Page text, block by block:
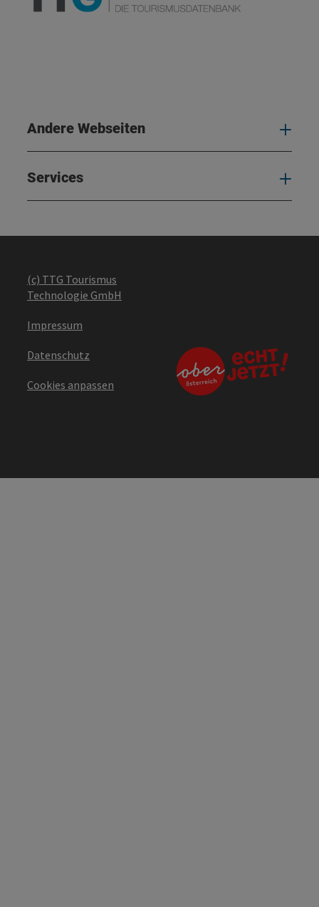
Andere Webseiten
Services
(c) TTG Tourismus
Technologie GmbH
Impressum
Datenschutz
Cookies anpassen